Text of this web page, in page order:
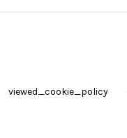
viewed_cookie_policy